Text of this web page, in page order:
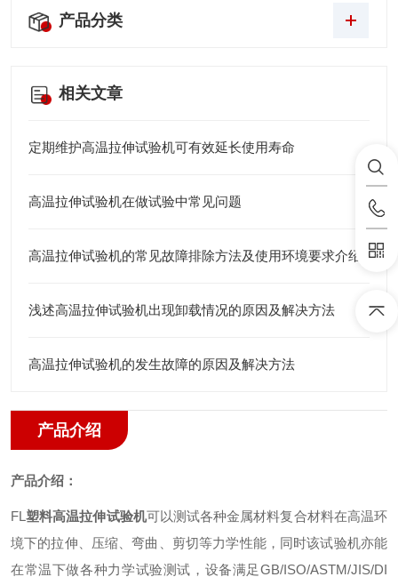
产品分类
相关文章
定期维护高温拉伸试验机可有效延长使用寿命
高温拉伸试验机在做试验中常见问题
高温拉伸试验机的常见故障排除方法及使用环境要求介绍
浅述高温拉伸试验机出现卸载情况的原因及解决方法
高温拉伸试验机的发生故障的原因及解决方法
产品介绍
产品介绍：
FL 塑料高温拉伸试验机可以测试各种金属材料复合材料在高温环
境下的拉伸、压缩、弯曲、剪切等力学性能，同时该试验机亦能
在常温下做各种力学试验测试，设备满足GB/ISO/ASTM/JIS/DI